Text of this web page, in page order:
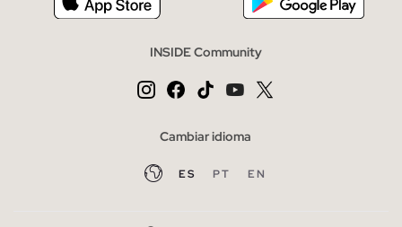
INSIDE Community
Cambiar idioma
ES PT EN